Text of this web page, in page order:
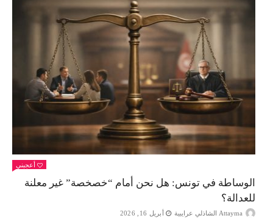
أعجبني
الوساطة في تونس: هل نحن أمام “خصخصة” غير معلنة
للعدالة؟
Attayma الشاذلي عرايبية أبريل 16, 2026